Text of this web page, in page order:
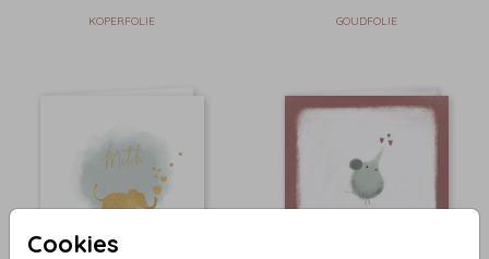
Cookies
KOPERFOLIE GOUDFOLIE